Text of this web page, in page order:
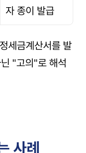
자 종이 발급
세금계산서를 발
"고의"로 해석
사례